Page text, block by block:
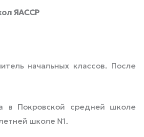
ЯАССР
начальных классов. После
Покровской средней школе
школе N1.